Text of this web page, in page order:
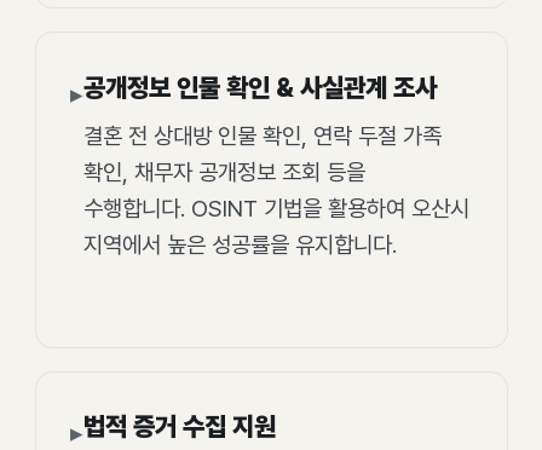
▸공개정보 인물 확인 & 사실관계 조사
결혼 전 상대방 인물 확인, 연락 두절 가족
확인, 채무자 공개정보 조회 등을
수행합니다. OSINT 기법을 활용하여 오산시
지역에서 높은 성공률을 유지합니다.
▸법적 증거 수집 지원